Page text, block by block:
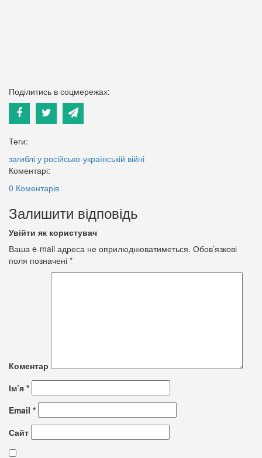
Поділитись в соцмережах:
Теги:
загиблі у російсько-українській війні
Коментарі:
0 Коментарів
Залишити відповідь
Увійти як користувач
Ваша e-mail адреса не оприлюднюватиметься. Обов’язкові
поля позначені *
Коментар
Ім’я *
Email *
Сайт